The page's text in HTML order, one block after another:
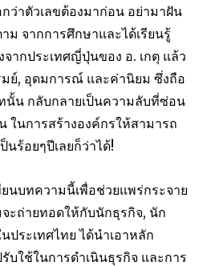
ว่าตัวเลขต้องมาก่อน อย่ามาฝัน
ม จากการศึกษาและได้เรียนรู้
ากประเทศญี่ปุ่นของ อ. เกตุ แล้ว
ย์, อุดมการณ์ และค่านิยม ซึ่งถือ
น กลับกลายเป็นความลับที่ซ่อน
ในการสร้างองค์กรให้สามารถ
นร้อยๆปีเลยก็ว่าได้!
นบทความนี้เพื่อช่วยแพร่กระจาย
ะถ่ายทอดให้กับนักธุรกิจ, นัก
ระเทศไทย ได้นำเอาหลัก
บใช้ในการดำเนินธุรกิจ และการ